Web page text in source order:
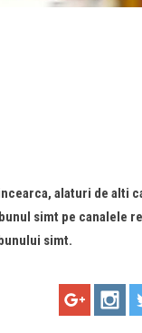
alaturi de alti
simt pe canalele
simt.